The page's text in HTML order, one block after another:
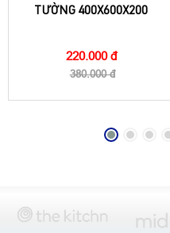
TƯỜNG 400X600X200
220.000 đ
380.000 đ